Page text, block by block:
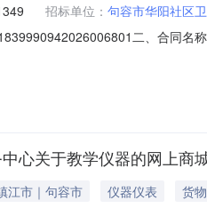
招标单位： 句容市华阳社区
二、合同名
科技有限公司地址：江苏省南京
心关于教学仪器的网上商
江市｜句容市 仪器仪表
货物